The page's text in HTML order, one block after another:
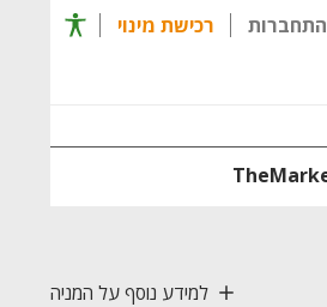
התחברות רכישת מינוי רכישת מינוי
למידע נוסף על המניה